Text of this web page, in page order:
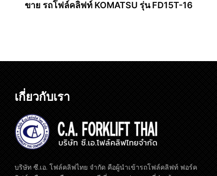
ขาย รถโฟล์คลิฟท์ KOMATSU รุ่น FD15T-16
เกี่ยวกับเรา
บริษัท ซี.เอ. โฟล์คลิฟไทย จำกัด คือผู้นำเข้ารถโฟล์คลิฟท์ ฟอร์ค